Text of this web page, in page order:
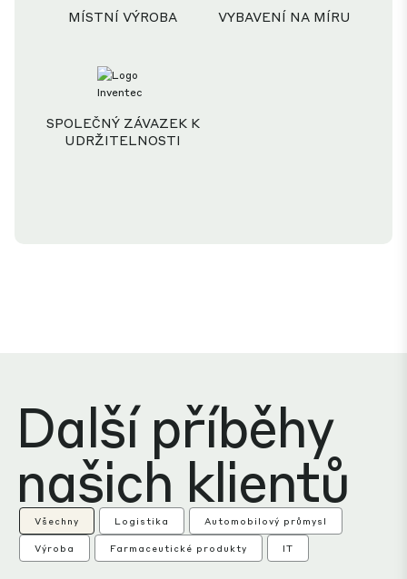
MÍSTNÍ VÝROBA VYBAVENÍ NA MÍRU
SPOLEČNÝ ZÁVAZEK K
UDRŽITELNOSTI
Další příběhy
našich klientů
Všechny Logistika Automobilový průmysl
Výroba Farmaceutické produkty IT